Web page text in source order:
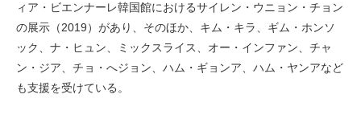
ィア・ビエンナーレ韓国館におけるサイレン・ウニョン・チョン
の展示（2019）があり、そのほか、キム・キラ、ギム・ホンソ
ック、ナ・ヒュン、ミックスライス、オー・インファン、チャ
ン・ジア、チョ・へジョン、ハム・ギョンア、ハム・ヤンアなど
も支援を受けている。